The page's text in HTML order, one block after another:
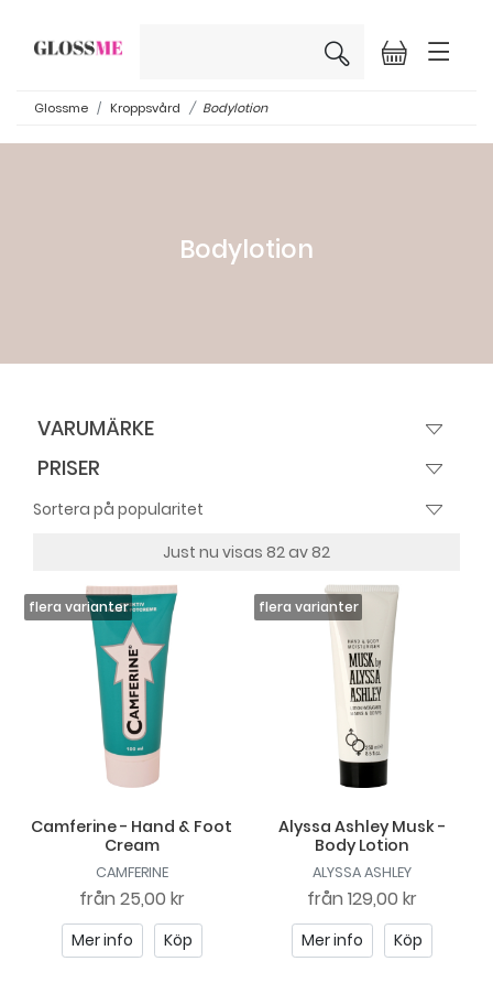
×
Glossme Kroppsvård Bodylotion
Bodylotion
VARUMÄRKE
PRISER
Just nu visas 82 av 82
Camferine - Hand & Foot
Cream
CAMFERINE
från 25,00 kr
Mer info Köp
Alyssa Ashley Musk -
Body Lotion
ALYSSA ASHLEY
från 129,00 kr
Mer info Köp